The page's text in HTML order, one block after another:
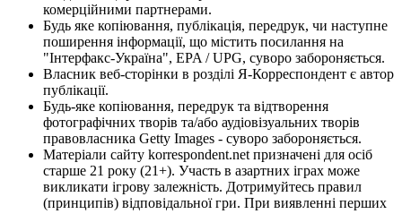
комерційними партнерами.
Будь яке копіювання, публікація, передрук, чи наступне
поширення інформації, що містить посилання на
"Інтерфакс-Україна", EPA / UPG, суворо забороняється.
Власник веб-сторінки в розділі Я-Корреспондент є автор
публікації.
Будь-яке копіювання, передрук та відтворення
фотографічних творів та/або аудіовізуальних творів
правовласника Getty Images - суворо забороняється.
Матеріали сайту korrespondent.net призначені для осіб
старше 21 року (21+). Участь в азартних іграх може
викликати ігрову залежність. Дотримуйтесь правил
(принципів) відповідальної гри. При виявленні перших